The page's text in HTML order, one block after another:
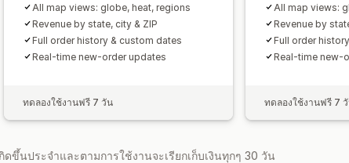
All map views: globe, heat, regions
Revenue by state, city & ZIP
Full order history & custom dates
Real-time new-order updates
ทดลองใช้งานฟรี 7 วัน
All map views:
Revenue by
Full order
Real-time new-
ทดลองใช้งานฟรี 7
ดขึ้นประจำและตามการใช้งานจะเรียกเก็บเงินทุกๆ 30 วัน